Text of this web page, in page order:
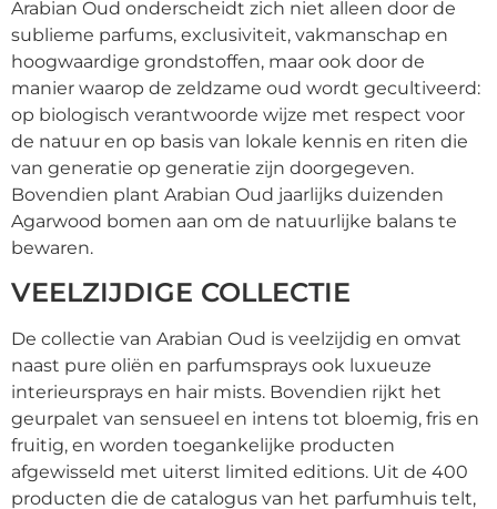
Arabian Oud onderscheidt zich niet alleen door de
sublieme parfums, exclusiviteit, vakmanschap en
hoogwaardige grondstoffen, maar ook door de
manier waarop de zeldzame oud wordt gecultiveerd:
op biologisch verantwoorde wijze met respect voor
de natuur en op basis van lokale kennis en riten die
van generatie op generatie zijn doorgegeven.
Bovendien plant Arabian Oud jaarlijks duizenden
Agarwood bomen aan om de natuurlijke balans te
bewaren.
VEELZIJDIGE COLLECTIE
De collectie van Arabian Oud is veelzijdig en omvat
naast pure oliën en parfumsprays ook luxueuze
interieursprays en hair mists. Bovendien rijkt het
geurpalet van sensueel en intens tot bloemig, fris en
fruitig, en worden toegankelijke producten
afgewisseld met uiterst limited editions. Uit de 400
producten die de catalogus van het parfumhuis telt,